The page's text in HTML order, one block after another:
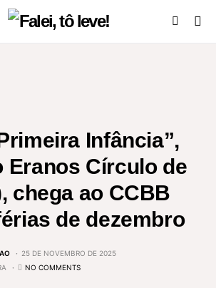
Infância”,
Eranos Círculo de
chega ao CCBB
de dezembro
25 DE NOVEMBRO DE 2025
NO COMMENTS